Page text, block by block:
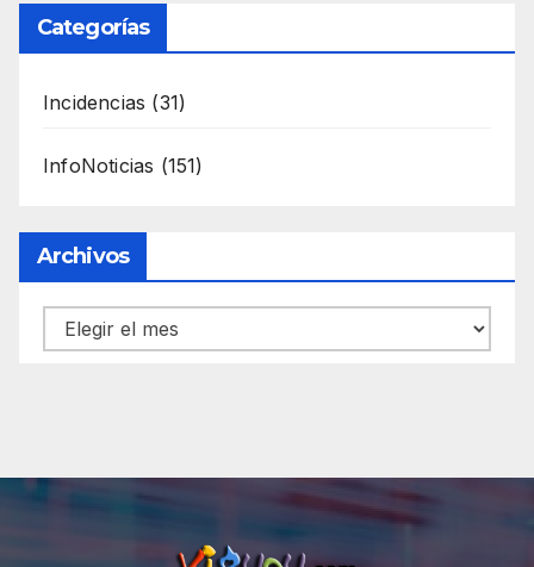
Categorías
Incidencias (31)
InfoNoticias (151)
Archivos
Archivos